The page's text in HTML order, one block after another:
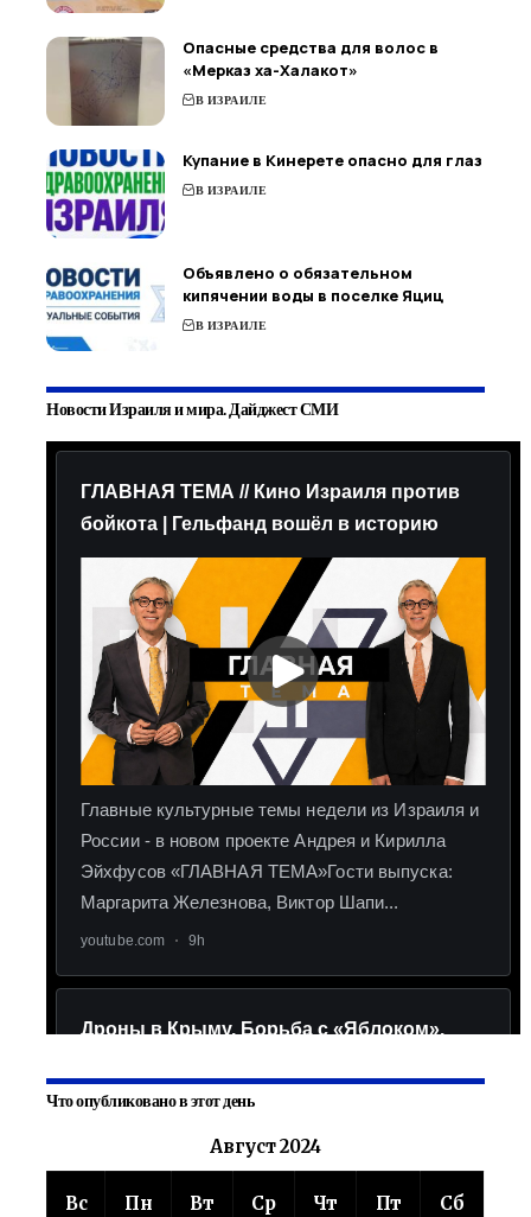
Опасные средства для волос в
«Мерказ ха-Халакот»
В ИЗРАИЛЕ
Купание в Кинерете опасно для глаз
В ИЗРАИЛЕ
Объявлено о обязательном
кипячении воды в поселке Яциц
В ИЗРАИЛЕ
Новости Израиля и мира. Дайджест СМИ
Что опубликовано в этот день
Август 2024
Вс Пн Вт Ср Чт Пт Сб